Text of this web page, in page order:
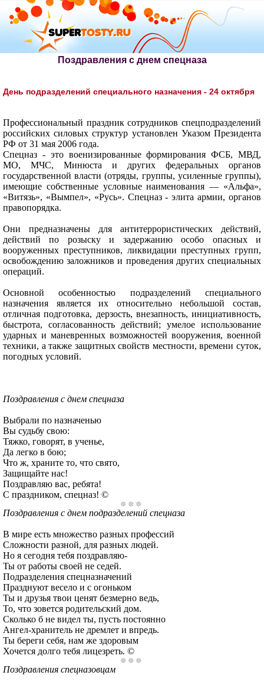
Поздравления с днем спецназа
День подразделений специального назначения - 24 октября
Профессиональный праздник сотрудников спецподразделений
российских силовых структур установлен Указом Президента
РФ от 31 мая 2006 года.
Спецназ - это военизированные формирования ФСБ, МВД,
МО, МЧС, Минюста и других федеральных органов
государственной власти (отряды, группы, усиленные группы),
имеющие собственные условные наименования — «Альфа»,
«Витязь», «Вымпел», «Русь». Спецназ - элита армии, органов
правопорядка.
Они предназначены для антитеррористических действий,
действий по розыску и задержанию особо опасных и
вооруженных преступников, ликвидации преступных групп,
освобождению заложников и проведения других специальных
операций.
Основной особенностью подразделений специального
назначения является их относительно небольшой состав,
отличная подготовка, дерзость, внезапность, инициативность,
быстрота, согласованность действий; умелое использование
ударных и маневренных возможностей вооружения, военной
техники, а также защитных свойств местности, времени суток,
погодных условий.
Поздравления с днем спецназа
Выбрали по назначенью
Вы судьбу свою:
Тяжко, говорят, в ученье,
Да легко в бою;
Что ж, храните то, что свято,
Защищайте нас!
Поздравляю вас, ребята!
С праздником, спецназ! ©
Поздравления с днем подразделений спецназа
В мире есть множество разных профессий
Сложности разной, для разных людей.
Но я сегодня тебя поздравляю-
Ты от работы своей не седей.
Подразделения спецназначений
Празднуют весело и с огоньком
Ты и друзья твои ценят безмерно ведь,
То, что зовется родительский дом.
Сколько б не видел ты, пусть постоянно
Ангел-хранитель не дремлет и впредь.
Ты береги себя, нам же здоровым
Хочется долго тебя лицезреть. ©
Поздравления спецназовцам